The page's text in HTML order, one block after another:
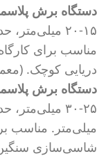
دستگاه برش پلاسما ۸۰
مناسب برای
دریایی کوچک.
دستگاه برش پلاسما ۱۲۰
میلی‌متر. مناسب
شاسی‌سازی